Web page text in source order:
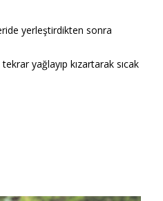
yerleştirdikten sonra
yağlayıp kızartarak sıcak